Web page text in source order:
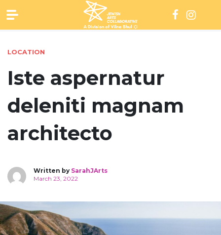
to
content
LOCATION
Iste aspernatur
deleniti magnam
architecto
Written by SarahJArts
March 23, 2022